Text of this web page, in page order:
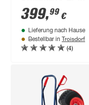
EWB200S' inklusive
Ladegerät 280 W
399,99 €
Lieferung nach Hause
Bestellbar in Troisdorf
(4)